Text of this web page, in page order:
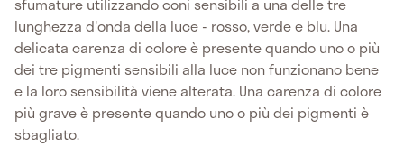
lunghezza d'onda della luce - rosso, verde e blu. Una
delicata carenza di colore è presente quando uno o più
dei tre pigmenti sensibili alla luce non funzionano bene
e la loro sensibilità viene alterata. Una carenza di colore
più grave è presente quando uno o più dei pigmenti è
sbagliato.